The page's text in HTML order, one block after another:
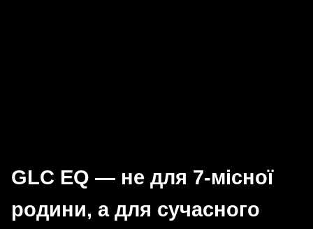
GLC EQ — не для 7-місної
родини, а для сучасного